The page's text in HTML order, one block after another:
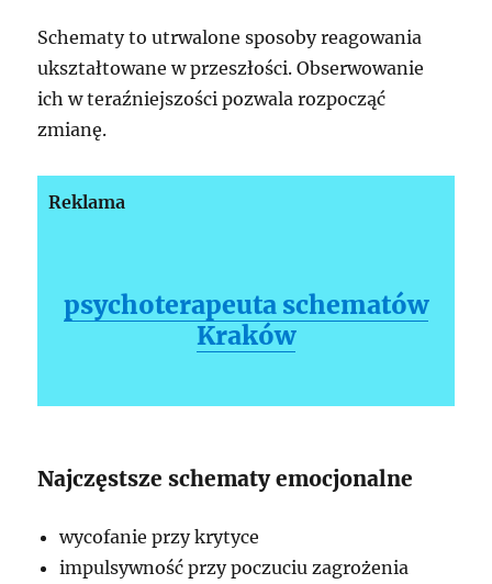
Schematy to utrwalone sposoby reagowania
ukształtowane w przeszłości. Obserwowanie
ich w teraźniejszości pozwala rozpocząć
zmianę.
Reklama
psychoterapeuta schematów
Kraków
Najczęstsze schematy emocjonalne
wycofanie przy krytyce
impulsywność przy poczuciu zagrożenia